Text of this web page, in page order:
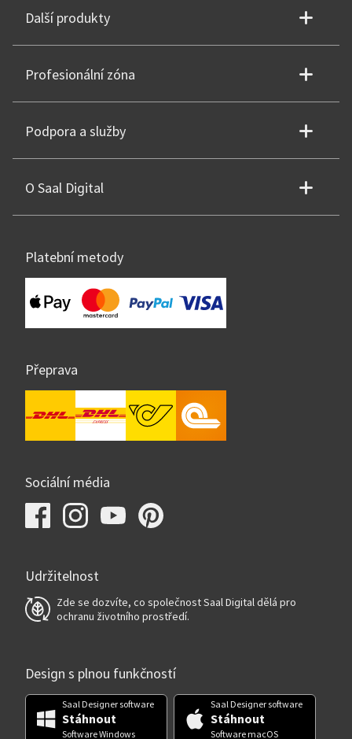
Další produkty
Profesionální zóna
Podpora a služby
O Saal Digital
Platební metody
Přeprava
Sociální média
Udržitelnost
Zde se dozvíte, co společnost Saal Digital dělá pro
ochranu životního prostředí.
Design s plnou funkčností
Saal Designer software
Stáhnout
Software Windows
Saal Designer software
Stáhnout
Software macOS